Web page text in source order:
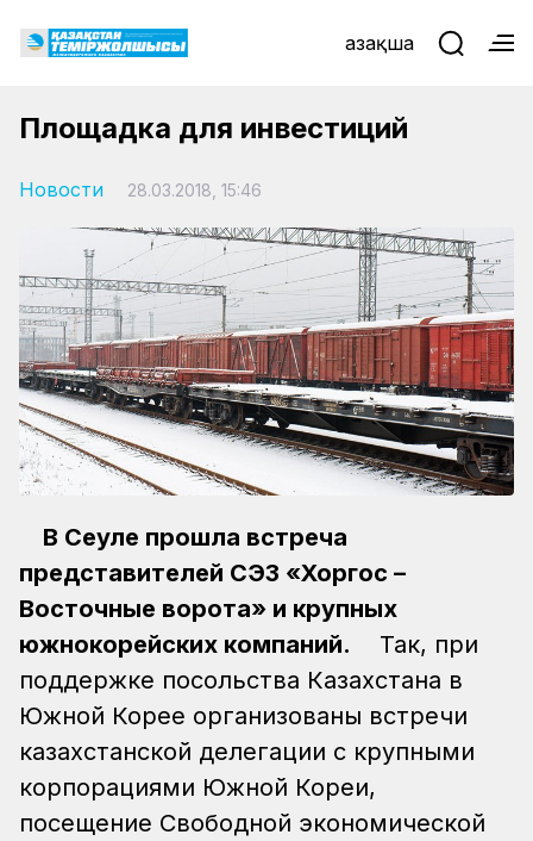
Қазақша
Площадка для инвестиций
Новости 28.03.2018, 15:46
В Сеуле прошла встреча
представителей СЭЗ «Хоргос –
Восточные ворота» и крупных
южнокорейских компаний.
Так, при
поддержке посольства Казахстана в
Южной Корее организованы встречи
казахстанской делегации с крупными
корпорациями Южной Кореи,
посещение Свободной экономической